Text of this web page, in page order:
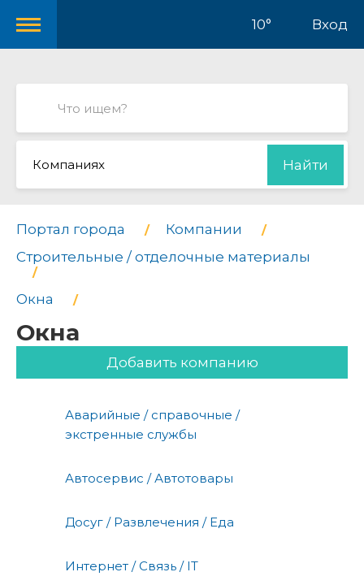
10° Вход
Компаниях Найти
Портал города
Компании
Строительные / отделочные материалы
Окна
Окна
Добавить компанию
Аварийные / справочные /
экстренные службы
Автосервис / Автотовары
Досуг / Развлечения / Еда
Интернет / Связь / IT